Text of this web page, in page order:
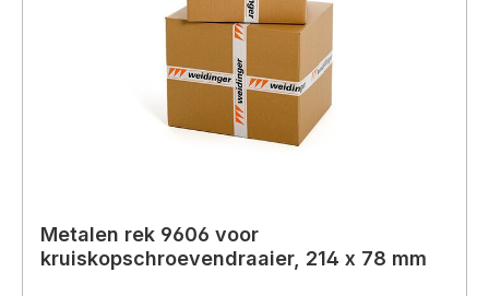
Metalen rek 9606 voor
kruiskopschroevendraaier, 214 x 78 mm